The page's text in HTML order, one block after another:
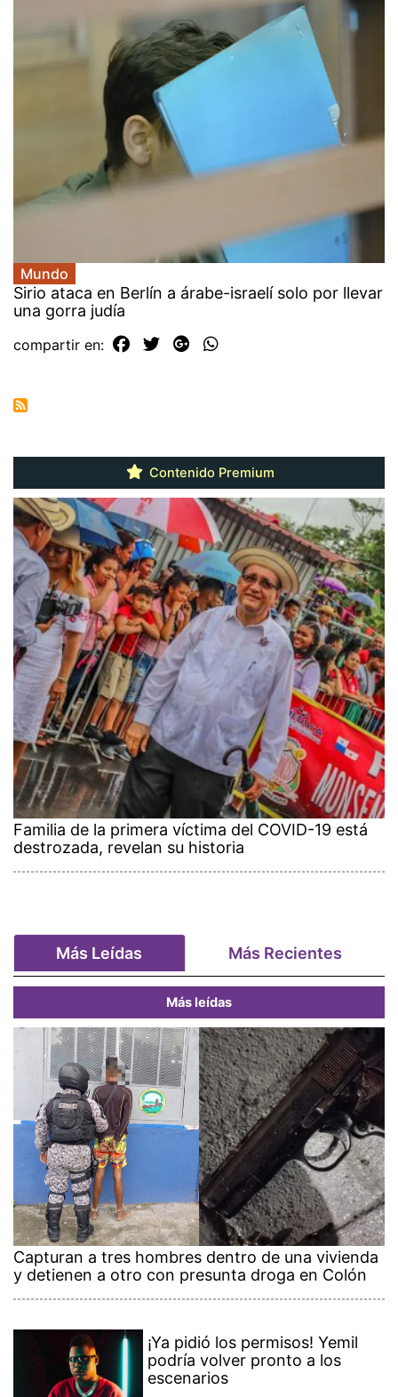
Mundo
Sirio ataca en Berlín a árabe-israelí solo por llevar
una gorra judía
compartir en:
Contenido Premium
Familia de la primera víctima del COVID-19 está
destrozada, revelan su historia
Más Leídas Más Recientes
Más leídas
Capturan a tres hombres dentro de una vivienda
y detienen a otro con presunta droga en Colón
¡Ya pidió los permisos! Yemil
podría volver pronto a los
escenarios